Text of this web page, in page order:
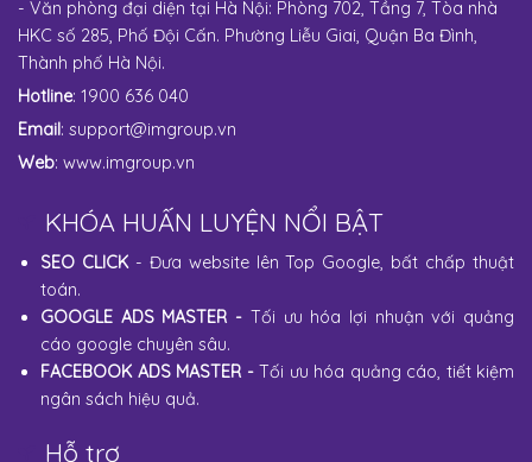
- Văn phòng đại diện tại Hà Nội: Phòng 702, Tầng 7, Tòa nhà
HKC số 285, Phố Đội Cấn. Phường Liễu Giai, Quận Ba Đình,
Thành phố Hà Nội.
Hotline: 1900 636 040
Email: support@imgroup.vn
Web: www.imgroup.vn
KHÓA HUẤN LUYỆN NỔI BẬT
SEO CLICK- Đưa website lên Top Google, bất chấp thuật
toán.
GOOGLE ADS MASTER - Tối ưu hóa lợi nhuận với quảng
cáo google chuyên sâu.
FACEBOOK ADS MASTER - Tối ưu hóa quảng cáo, tiết kiệm
ngân sách hiệu quả.
Hỗ trợ